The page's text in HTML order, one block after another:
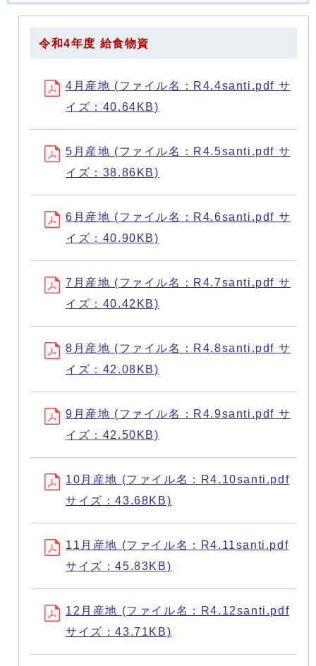
令和4年度 給食物資
4月産地 (ファイル名：R4.4santi.pdf サ
イズ：40.64KB)
5月産地 (ファイル名：R4.5santi.pdf サ
イズ：38.86KB)
6月産地 (ファイル名：R4.6santi.pdf サ
イズ：40.90KB)
7月産地 (ファイル名：R4.7santi.pdf サ
イズ：40.42KB)
8月産地 (ファイル名：R4.8santi.pdf サ
イズ：42.08KB)
9月産地 (ファイル名：R4.9santi.pdf サ
イズ：42.50KB)
10月産地 (ファイル名：R4.10santi.pdf
サイズ：43.68KB)
11月産地 (ファイル名：R4.11santi.pdf
サイズ：45.83KB)
12月産地 (ファイル名：R4.12santi.pdf
サイズ：43.71KB)